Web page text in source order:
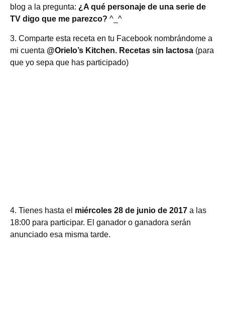
blog a la pregunta: ¿A qué personaje de una serie de
TV digo que me parezco? ^_^
3. Comparte esta receta en tu Facebook nombrándome a
mi cuenta @Orielo’s Kitchen. Recetas sin lactosa (para
que yo sepa que has participado)
4. Tienes hasta el miércoles 28 de junio de 2017 a las
18:00 para participar. El ganador o ganadora serán
anunciado esa misma tarde.